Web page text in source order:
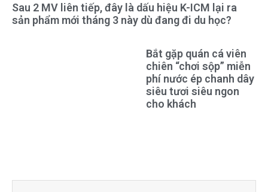
Sau 2 MV liên tiếp, đây là dấu hiệu K-ICM lại ra
sản phẩm mới tháng 3 này dù đang đi du học?
Bắt gặp quán cá viên
chiên “chơi sộp” miễn
phí nước ép chanh dây
siêu tươi siêu ngon
cho khách